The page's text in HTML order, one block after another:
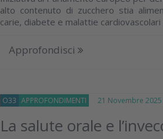
alto contenuto di zucchero stia
carie, diabete e malattie cardiovascolari
Approfondisci
O33 APPROFONDIMENTI 21 Novembre 2025
La salute orale e